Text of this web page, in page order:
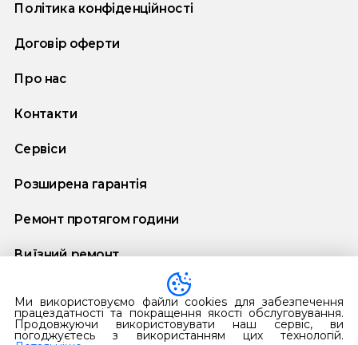
Політика конфіденційності
Договір оферти
Про нас
Контакти
Сервіси
Розширена гарантія
Ремонт протягом години
Виїзний ремонт
Договір додаткової гарантії
Ми використовуємо файли cookies для забезпечення
працездатності та покращення якості обслуговування.
Продовжуючи використовувати наш сервіс, ви
погоджуєтесь з використанням цих технологій.